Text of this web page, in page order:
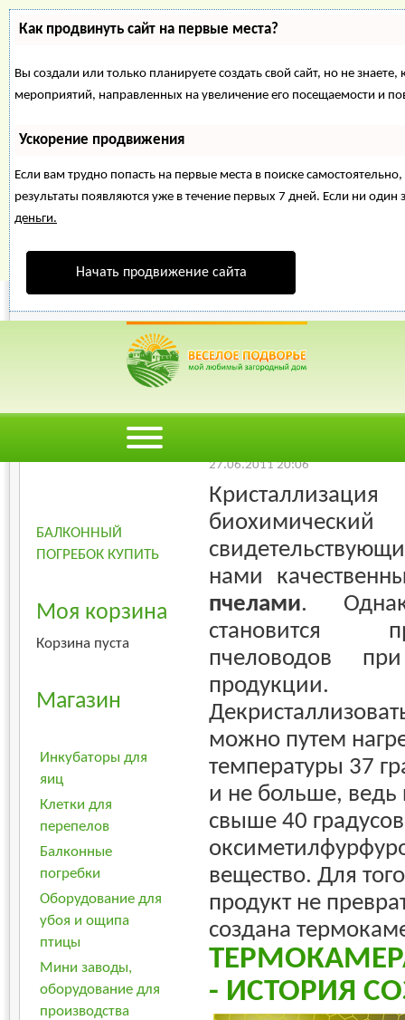
Как продвинуть сайт на первые места?
Вы создали или только планируете создать свой сайт, но не
мероприятий, направленных на увеличение его посещаемости и
Ускорение продвижения
Если вам трудно попасть на первые места в поиске
результаты появляются уже в течение первых 7 дней. Если ни один
деньги.
Начать продвижение сайта
Энциклопедия
БАЛКОННЫЙ
ПОГРЕБОК КУПИТЬ
Моя корзина
Корзина пуста
Магазин
Инкубаторы для
яиц
Клетки для
перепелов
Балконные
погребки
Оборудование для
убоя и ощипа
птицы
Мини заводы,
оборудование для
производства
Термокамера
Худший
Лучший
27.06.2011 20:06
нами
пчелами.
становится
пчеловодов
продукции.
можно путем
температуры 37
и не больше, ведь
свыше 40
вещество. Для
продукт не
создана
- ИСТОРИЯ